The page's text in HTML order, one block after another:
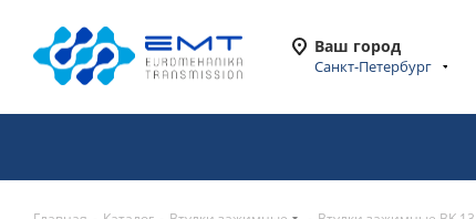
Ваш город
Санкт-Петербург